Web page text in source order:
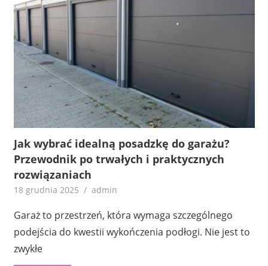
Jak wybrać idealną posadzkę do garażu?
Przewodnik po trwałych i praktycznych
rozwiązaniach
18 grudnia 2025 admin
Garaż to przestrzeń, która wymaga szczególnego
podejścia do kwestii wykończenia podłogi. Nie jest to
zwykłe